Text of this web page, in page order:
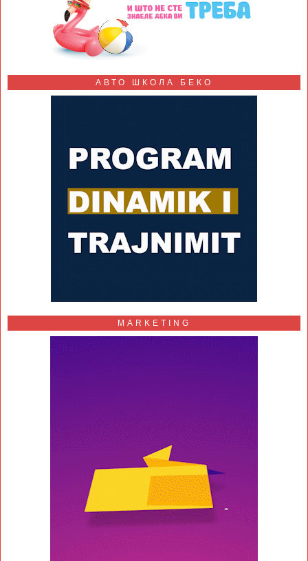
АВТО ШКОЛА БЕКО
MARKETING